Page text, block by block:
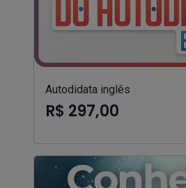
Autodidata inglês
R$ 297,00